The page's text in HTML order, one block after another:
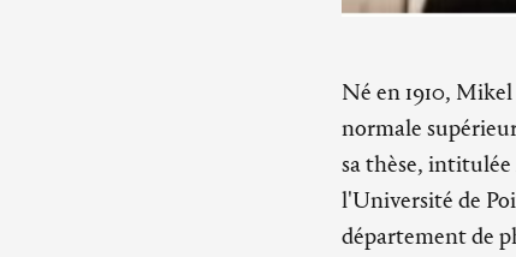
Né en 1910,
normale
sa thèse, intitulée
l'Université de
département de